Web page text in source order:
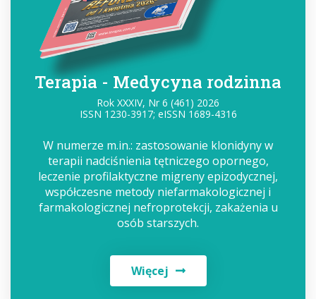
Terapia - Medycyna rodzinna
Rok XXXIV, Nr 6 (461) 2026
ISSN 1230-3917; eISSN 1689-4316
W numerze m.in.: zastosowanie klonidyny w
terapii nadciśnienia tętniczego opornego,
leczenie profilaktyczne migreny epizodycznej,
współczesne metody niefarmakologicznej i
farmakologicznej nefroprotekcji, zakażenia u
osób starszych.
Więcej